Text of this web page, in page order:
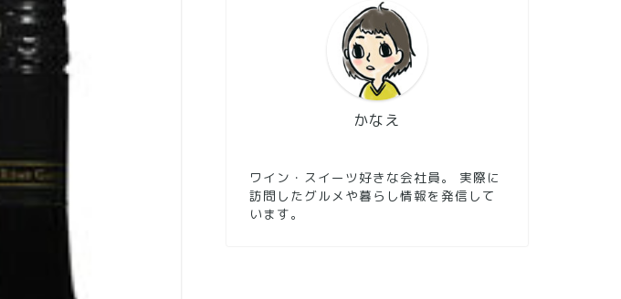
かなえ
ワイン・スイーツ好きな会社員。 実際に
訪問したグルメや暮らし情報を発信して
います。